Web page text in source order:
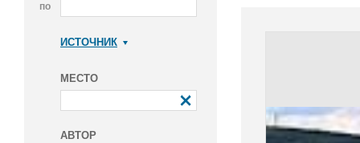
по
ИСТОЧНИК
МЕСТО
АВТОР